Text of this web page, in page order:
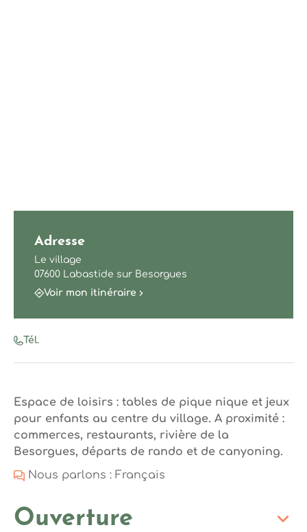
Espace de loisirs : tables de pique nique et jeux
pour enfants au centre du village. A proximité :
commerces, restaurants, rivière de la
Besorgues, départs de rando et de canyoning.
Nous parlons : Français
Ouverture
Adresse
Le village
07600 Labastide sur Besorgues
Voir mon itinéraire
Tél.